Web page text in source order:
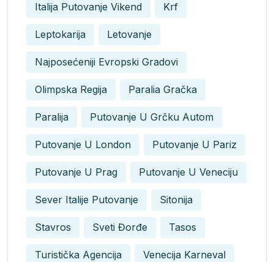
Italija Putovanje Vikend Krf
Leptokarija Letovanje
Najposećeniji Evropski Gradovi
Olimpska Regija Paralia Gračka
Paralija Putovanje U Grčku Autom
Putovanje U London Putovanje U Pariz
Putovanje U Prag Putovanje U Veneciju
Sever Italije Putovanje Sitonija
Stavros Sveti Đorđe Tasos
Turistička Agencija Venecija Karneval